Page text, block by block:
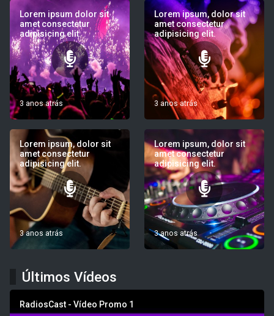
Lorem ipsum dolor sit
amet consectetur
adipisicing elit.
3 anos atrás
Lorem ipsum, dolor sit
amet consectetur
adipisicing elit.
3 anos atrás
Lorem ipsum, dolor sit
amet consectetur
adipisicing elit.
3 anos atrás
Lorem ipsum, dolor sit
amet consectetur
adipisicing elit.
3 anos atrás
Últimos Vídeos
RadiosCast - Vídeo Promo 1